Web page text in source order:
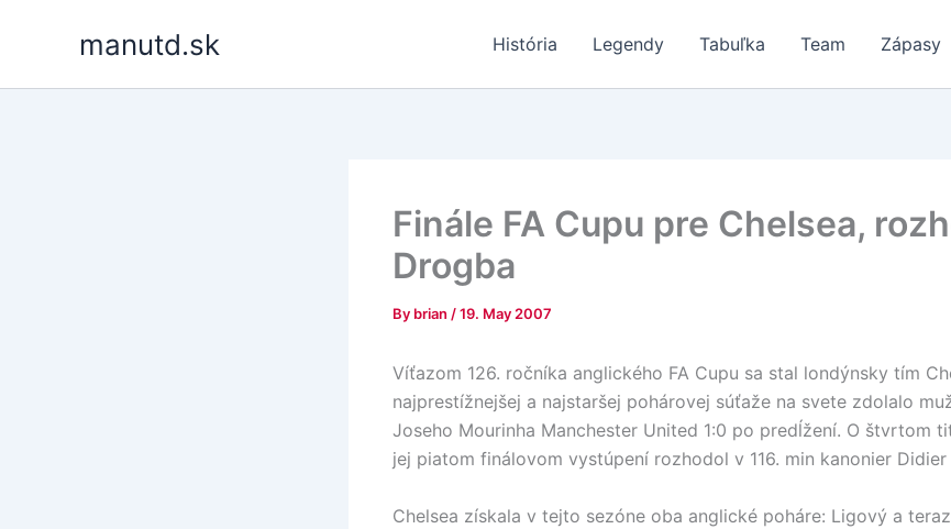
manutd.sk História Legendy Tabuľka Team Zápasy
Finále FA Cupu pre Chelsea,
Drogba
By brian /19. May 2007
Víťazom 126. ročníka anglického FA Cupu sa stal londýnsky tím
najprestížnejšej a najstaršej pohárovej súťaže na svete zdolalo
Joseho Mourinha Manchester United 1:0 po predĺžení. O štvrtom
jej piatom finálovom vystúpení rozhodol v 116. min kanonier Didier
Chelsea získala v tejto sezóne oba anglické poháre: Ligový a